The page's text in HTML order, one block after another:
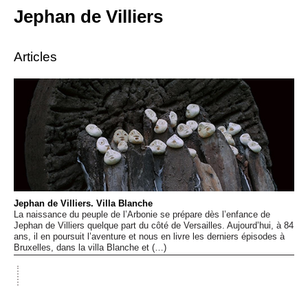
Regarder
Dossiers
Événements
Sacré
Jephan de Villiers
Articles
Jephan de Villiers. Villa Blanche
La naissance du peuple de l’Arbonie se prépare dès l’enfance de
Jephan de Villiers quelque part du côté de Versailles. Aujourd’hui, à 84
ans, il en poursuit l’aventure et nous en livre les derniers épisodes à
Bruxelles, dans la villa Blanche et (…)